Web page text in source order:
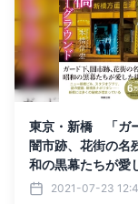
東京・新橋 「ガ
闇市跡、花街の名
和の黒幕たちが
－駒草出版
2021-07-23